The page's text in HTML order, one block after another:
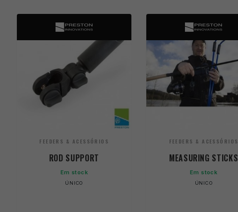
FEEDERS & ACESSÓRIOS
ROD SUPPORT
Em stock
ÚNICO
FEEDERS & ACESSÓRIOS
MEASURING STICKS
Em stock
ÚNICO